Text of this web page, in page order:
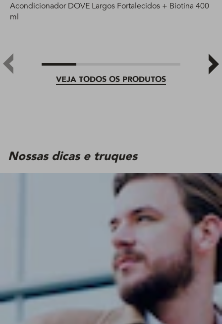
VEJA TODOS OS PRODUTOS
Acondicionador DOVE Largos Fortalecidos + Biotina 400
ml
Nossas dicas e truques